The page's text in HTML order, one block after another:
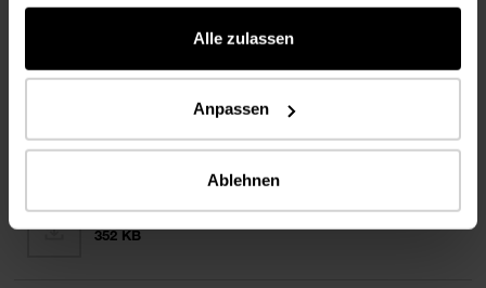
gesammelt haben.
Alle zulassen
Anpassen
Ablehnen
BOARDS
352 KB